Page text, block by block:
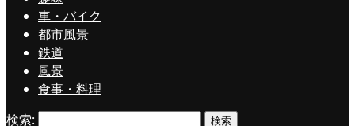
車・バイク
都市風景
鉄道
風景
食事・料理
検索: